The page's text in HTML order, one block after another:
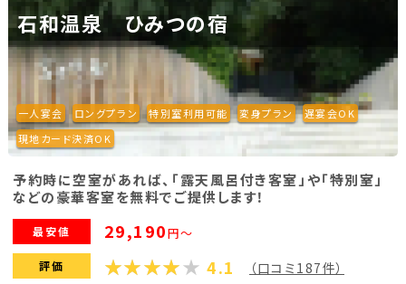
石和温泉 ひみつの宿
一人宴会 ロングプラン 特別室利用可能 変身プラン
遅宴会OK
現地カード決済OK
予約時に空室があれば、「露天風呂付き客室」や「特別室」
などの豪華客室を無料でご提供します！
最安値 29,190円～
評価 4.1 （口コミ187件）